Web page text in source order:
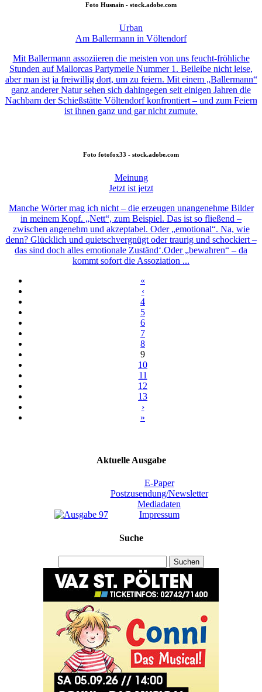
Foto Husnain - stock.adobe.com
Urban
Am Ballermann in Völtendorf
Mit Ballermann assoziieren die meisten von uns feucht-fröhliche
Stunden auf Mallorcas Partymeile Nummer 1. Beileibe nicht leise,
aber man ist ja freiwillig dort, um zu feiern. Mit einem „Ballermann“
ganz anderer Natur sehen sich dahingegen seit einigen Jahren die
Nachbarn der Schießstätte Völtendorf konfrontiert – und zum Feiern
ist ihnen ganz und gar nicht zumute.
Foto fotofox33 - stock.adobe.com
Meinung
Jetzt ist jetzt
Manche Wörter mag ich nicht – die erzeugen unangenehme Bilder
in meinem Kopf. „Nett“, zum Beispiel. Das ist so fließend –
zwischen angenehm und akzeptabel. Oder „emotional“. Na, wie
denn? Glücklich und quietschvergnügt oder traurig und schockiert –
das sind doch alles emotionale Zuständ‘.Oder „bewahren“ – da
kommt sofort die Assoziation ...
«
‹
4
5
6
7
8
9
10
11
12
13
›
»
Aktuelle Ausgabe
E-Paper
Postzusendung/Newsletter
Mediadaten
Impressum
Suche
Suchen